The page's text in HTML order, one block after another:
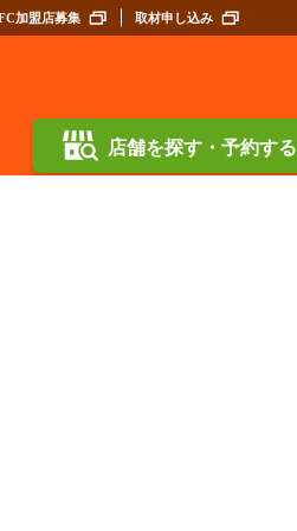
加盟店募集 取材申し込み
店舗を探す・予約する